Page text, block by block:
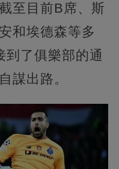
至目前B席、斯
和埃德森等多
到了俱樂部的通
謀出路。